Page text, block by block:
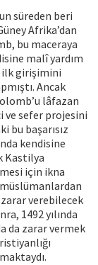
süreden beri
Afrika’dan
bu maceraya
malî yardım
ilk girişimini
Ancak
lâfazan
sefer projesini
bu başarısız
kendisine
Kastilya
için ikna
zarar verebilecek
1492 yılında
da zarar vermek